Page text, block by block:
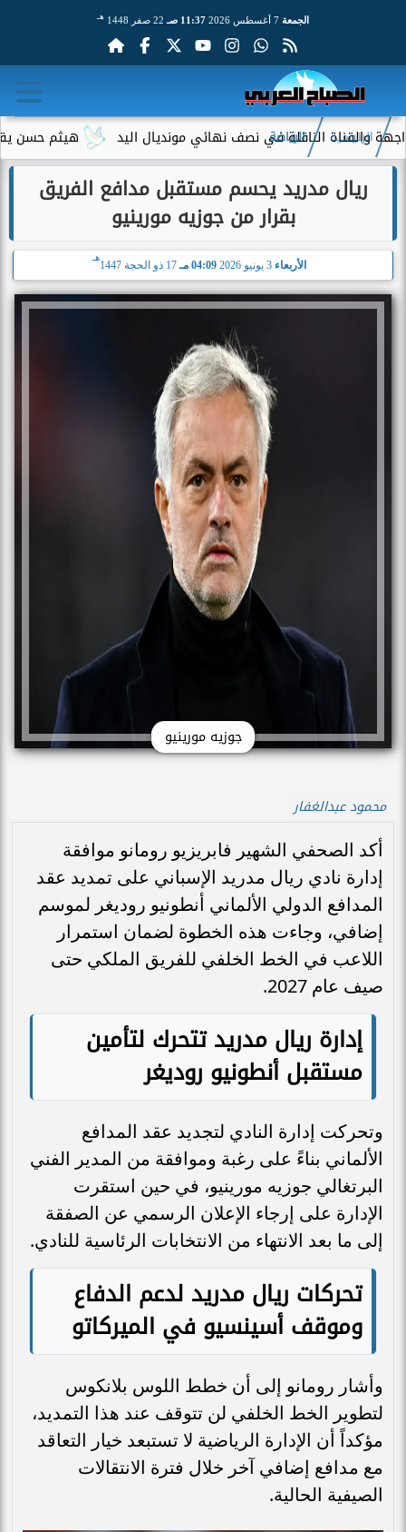
الجمعة 11:37 صـ 22 صفر 1448 هـ
هيثم حسن يقترب من الناقلة في نصف نهائي مونديال اليد
الرئيسية الرياضة
ريال مدريد يحسم مستقبل مدافع الفريق
بقرار من جوزيه مورينيو
الأربعاء 04:09 مـ 17 ذو الحجة 1447
هـ
جوزيه مورينيو
محمود عبدالغفار
أكد الصحفي الشهير فابريزيو رومانو موافقة
إدارة نادي ريال مدريد الإسباني على تمديد عقد
المدافع الدولي الألماني أنطونيو روديغر لموسم
إضافي، وجاءت هذه الخطوة لضمان استمرار
اللاعب في الخط الخلفي للفريق الملكي حتى
صيف عام 2027.
إدارة ريال مدريد تتحرك لتأمين
مستقبل أنطونيو روديغر
وتحركت إدارة النادي لتجديد عقد المدافع
الألماني بناءً على رغبة وموافقة من المدير الفني
البرتغالي جوزيه مورينيو، في حين استقرت
الإدارة على إرجاء الإعلان الرسمي عن الصفقة
إلى ما بعد الانتهاء من الانتخابات الرئاسية للنادي.
تحركات ريال مدريد لدعم الدفاع
وموقف أسينسيو في الميركاتو
وأشار رومانو إلى أن خطط اللوس بلانكوس
لتطوير الخط الخلفي لن تتوقف عند هذا التمديد،
مؤكداً أن الإدارة الرياضية لا تستبعد خيار التعاقد
مع مدافع إضافي آخر خلال فترة الانتقالات
الصيفية الحالية.